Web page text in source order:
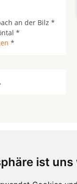
ist
an der Bilz *
*
*
...